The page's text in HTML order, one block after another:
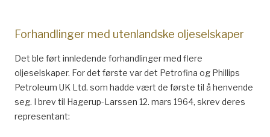
Forhandlinger med utenlandske oljeselskaper
Det ble ført innledende forhandlinger med flere
oljeselskaper. For det første var det Petrofina og Phillips
Petroleum UK Ltd. som hadde vært de første til å henvende
seg. I brev til Hagerup-Larssen 12. mars 1964, skrev deres
representant: